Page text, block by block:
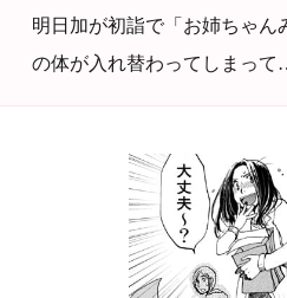
明日加が初詣で「お姉ちゃん
の体が入れ替わってしまっ